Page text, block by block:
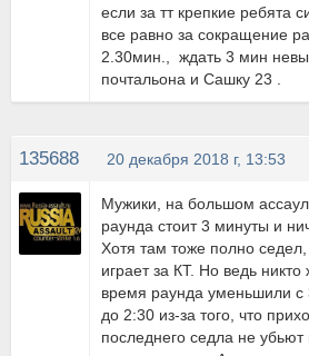
если за тт крепкие ребята
все равно за сокращение
2.30мин., ждать 3 мин
почтальона и Сашку 23 .
135688 20 декабря 2018 г, 13:53
Мужики, на большом
раунда стоит 3 минуты и
Хотя там тоже полно седел,
играет за КТ. Но ведь никто
время раунда уменьшили с
до 2:30 из-за того, что
последнего седла не